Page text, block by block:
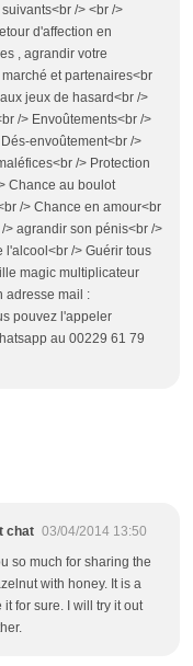
/> <br />
d'affection en
, agrandir votre
et partenaires<br
jeux de hasard<br />
/> Envoûtements<br />
envoûtement<br />
/> Protection
Chance au boulot
/> Chance en amour<br
agrandir son pénis<br />
l'alcool<br /> Guérir tous
magic multiplicateur
adresse mail :
pouvez l'appeler
au 00229 61 79
chat 03/04/2014 13:50
so much for sharing the
with honey. It is a
for sure. I will try it out